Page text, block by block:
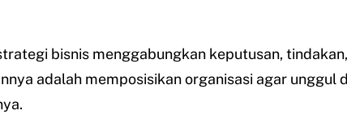
bisnis menggabungkan keputusan,
adalah memposisikan organisasi agar unggul